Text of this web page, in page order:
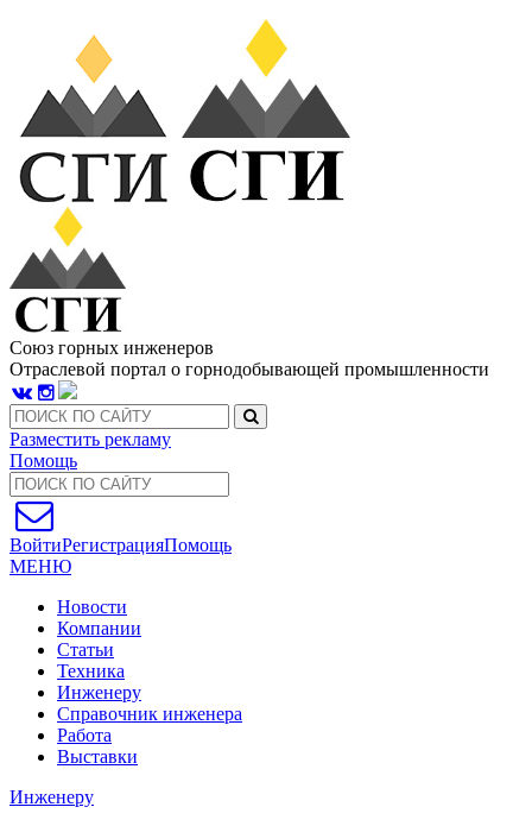
Союз горных инженеров
Отраслевой портал о горнодобывающей промышленности
Разместить рекламу
Помощь
ВойтиРегистрацияПомощь
МЕНЮ
Новости
Компании
Статьи
Техника
Инженеру
Справочник инженера
Работа
Выставки
Инженеру